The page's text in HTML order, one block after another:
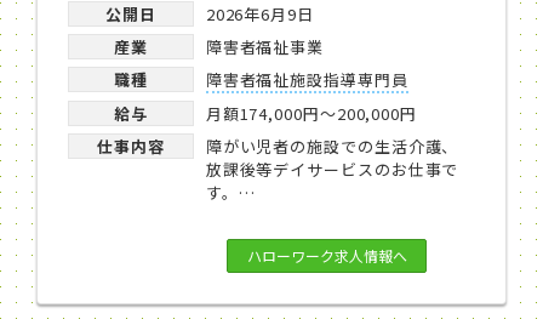
公開日
2026年6月9日
産業
障害者福祉事業
職種
障害者福祉施設指導専門員
給与
月額174,000円～200,000円
仕事内容
障がい児者の施設での生活介護、
放課後等デイサービスのお仕事で
す。…
ハローワーク求人情報へ